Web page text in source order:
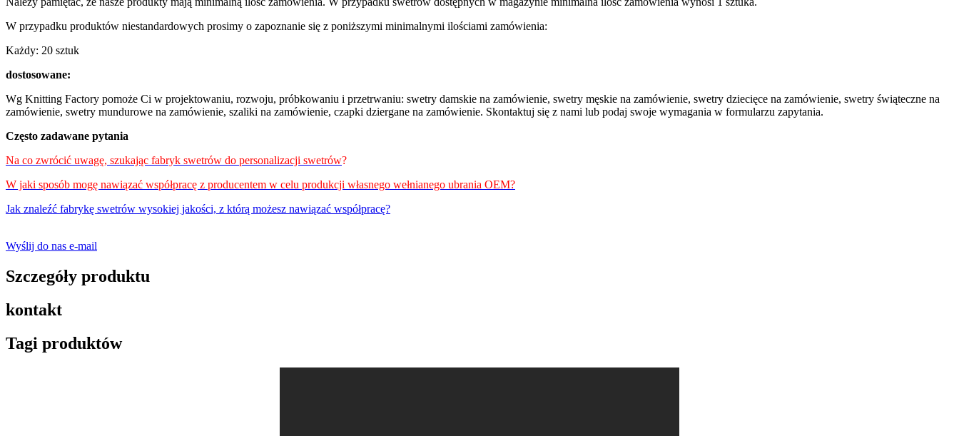
W przypadku produktów niestandardowych prosimy o zapoznanie się z poniższymi minimalnymi ilościami zamówienia:
Każdy: 20 sztuk
dostosowane:
Wg Knitting Factory pomoże Ci w projektowaniu, rozwoju, próbkowaniu i przetrwaniu: swetry damskie na zamówienie, swetry męskie na zamówienie, swetry dziecięce na zamówienie, swetry świąteczne na
zamówienie, swetry mundurowe na zamówienie, szaliki na zamówienie, czapki dziergane na zamówienie. Skontaktuj się z nami lub podaj swoje wymagania w formularzu zapytania.
Często zadawane pytania
Na co zwrócić uwagę, szukając fabryk swetrów do personalizacji swetrów?
W jaki sposób mogę nawiązać współpracę z producentem w celu produkcji własnego wełnianego ubrania OEM?
Jak znaleźć fabrykę swetrów wysokiej jakości, z którą możesz nawiązać współpracę?
Wyślij do nas e-mail
Szczegóły produktu
kontakt
Tagi produktów